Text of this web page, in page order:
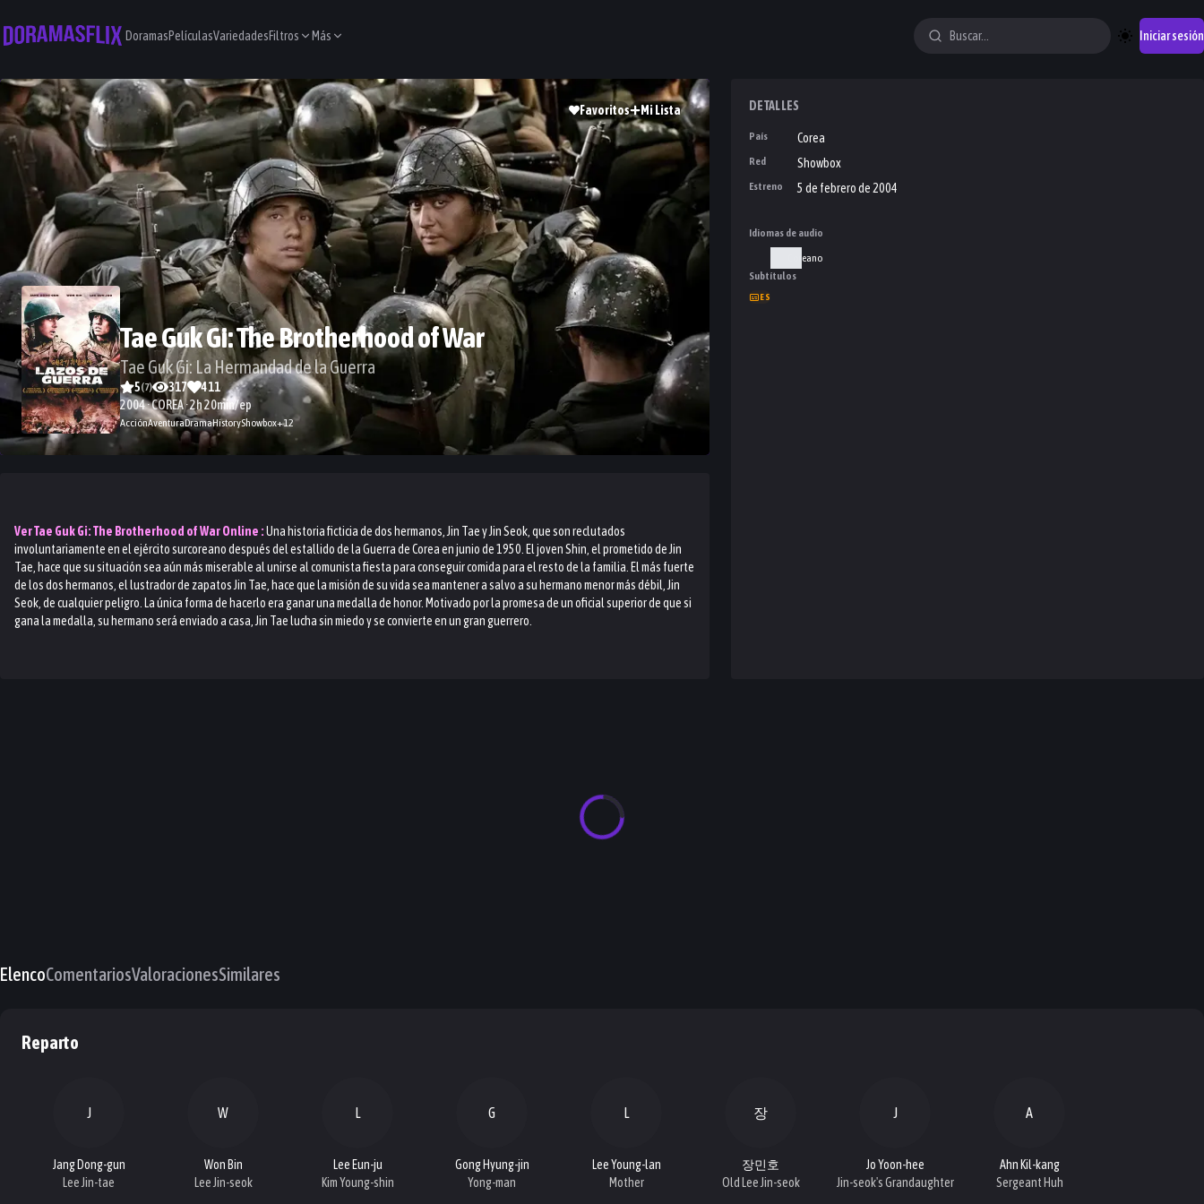
DoramasPelículasVariedadesFiltros Más Iniciar sesión
Favoritos Mi Lista
Tae Guk Gi: The Brotherhood of War
Tae Guk Gi: La Hermandad de la Guerra
5(7) 317
411
2004 · COREA · 2h 20min/ep
AcciónAventuraDramaHistoryShowbox+12
VerTae Guk Gi: The Brotherhood of WarOnline :Una historia ficticia de dos hermanos, Jin Tae y Jin Seok, que son reclutados
involuntariamente en el ejército surcoreano después del estallido de la Guerra de Corea en junio de 1950. El joven Shin, el prometido de Jin
Tae, hace que su situación sea aún más miserable al unirse al comunista fiesta para conseguir comida para el resto de la familia. El más fuerte
de los dos hermanos, el lustrador de zapatos Jin Tae, hace que la misión de su vida sea mantener a salvo a su hermano menor más débil, Jin
Seok, de cualquier peligro. La única forma de hacerlo era ganar una medalla de honor. Motivado por la promesa de un oficial superior de que si
gana la medalla, su hermano será enviado a casa, Jin Tae lucha sin miedo y se convierte en un gran guerrero.
DETALLES
País Corea
Red Showbox
Estreno 5 de febrero de 2004
Idiomas de audio
Coreano
Subtítulos
ES
ElencoComentariosValoracionesSimilares
Reparto
J
Jang Dong-gun
Lee Jin-tae
W
Won Bin
Lee Jin-seok
L
Lee Eun-ju
Kim Young-shin
G
Gong Hyung-jin
Yong-man
L
Lee Young-lan
Mother
장
장민호
Old Lee Jin-seok
J
Jo Yoon-hee
Jin-seok's Grandaughter
A
Ahn Kil-kang
Sergeant Huh